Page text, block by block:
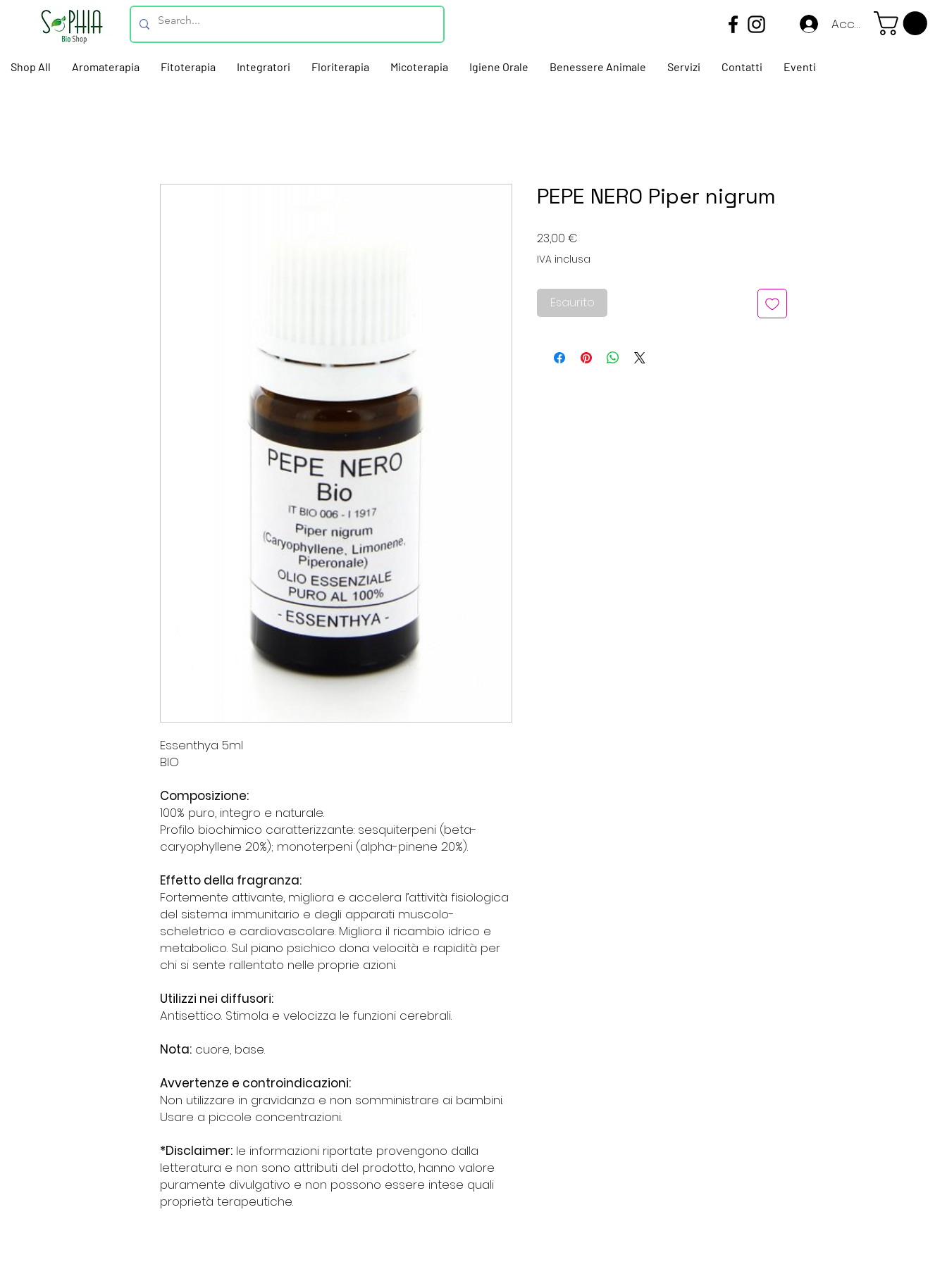
Accedi
Shop All Aromaterapia Fitoterapia Integratori Floriterapia Micoterapia Igiene Orale Benessere Animale Servizi Contatti Eventi
Essenthya 5ml
BIO
Composizione:
100% puro, integro e naturale.
Profilo biochimico caratterizzante: sesquiterpeni (beta-
caryophyllene 20%); monoterpeni (alpha-pinene 20%).
Effetto della fragranza:
Fortemente attivante, migliora e accelera l’attività fisiologica
del sistema immunitario e degli apparati muscolo-
scheletrico e cardiovascolare. Migliora il ricambio idrico e
metabolico. Sul piano psichico dona velocità e rapidità per
chi si sente rallentato nelle proprie azioni.
Utilizzi nei diffusori:
Antisettico. Stimola e velocizza le funzioni cerebrali.
Nota: cuore, base.
Avvertenze e controindicazioni:
Non utilizzare in gravidanza e non somministrare ai bambini.
Usare a piccole concentrazioni.
*Disclaimer: le informazioni riportate provengono dalla
letteratura e non sono attributi del prodotto, hanno valore
puramente divulgativo e non possono essere intese quali
proprietà terapeutiche.
PEPE NERO Piper nigrum
23,00 €
IVA inclusa
Esaurito